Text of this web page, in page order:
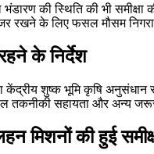
की स्थिति की भी समीक्षा
रखने के लिए फसल मौसम
के निर्देश
शुष्क भूमि कृषि अनुसंधान
तकनीकी सहायता और अन्य
मिशनों की हुई